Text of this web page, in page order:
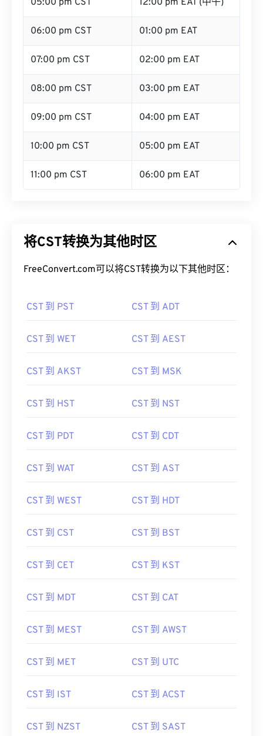
05:00 pm CST 12:00 pm EAT (中午)
06:00 pm CST 01:00 pm EAT
07:00 pm CST 02:00 pm EAT
08:00 pm CST 03:00 pm EAT
09:00 pm CST 04:00 pm EAT
10:00 pm CST 05:00 pm EAT
11:00 pm CST 06:00 pm EAT
将CST转换为其他时区
FreeConvert.com可以将CST转换为以下其他时区：
CST 到 PST CST 到 ADT
CST 到 WET CST 到 AEST
CST 到 AKST CST 到 MSK
CST 到 HST CST 到 NST
CST 到 PDT CST 到 CDT
CST 到 WAT CST 到 AST
CST 到 WEST CST 到 HDT
CST 到 CST CST 到 BST
CST 到 CET CST 到 KST
CST 到 MDT CST 到 CAT
CST 到 MEST CST 到 AWST
CST 到 MET CST 到 UTC
CST 到 IST CST 到 ACST
CST 到 NZST CST 到 SAST